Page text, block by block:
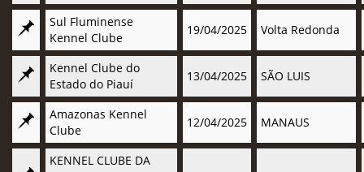
Sul Fluminense
Kennel Clube
19/04/2025 Volta Redonda
Kennel Clube do
Estado do Piauí
13/04/2025 SÃO LUIS
Amazonas Kennel
Clube
12/04/2025 MANAUS
KENNEL CLUBE DA